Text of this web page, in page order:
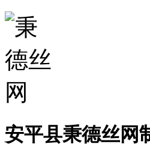
安平县秉德丝网